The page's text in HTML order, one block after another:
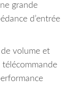
grande
d’entrée
de volume et
télécommande